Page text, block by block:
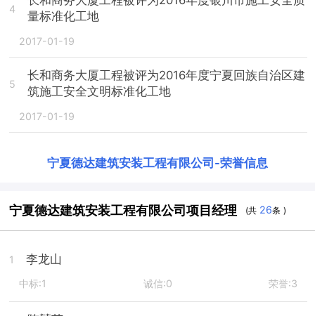
4
量标准化工地
2017-01-19
5
长和商务大厦工程被评为2016年度宁夏回族自治区建
筑施工安全文明标准化工地
2017-01-19
宁夏德达建筑安装工程有限公司 -荣誉信息
宁夏德达建筑安装工程有限公司项目经理 (共 26条 )
1 李龙山
中标:1 诚信:0 荣誉:3